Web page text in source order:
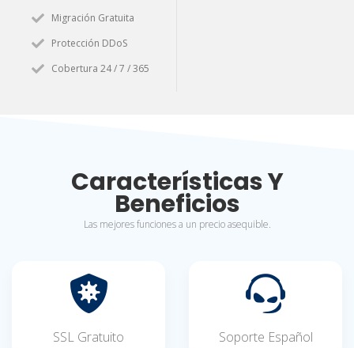
Migración Gratuita
Protección DDoS
Cobertura 24 / 7 / 365
Características Y
Beneficios
Las mejores funciones a un precio asequible.
SSL Gratuito Soporte Español